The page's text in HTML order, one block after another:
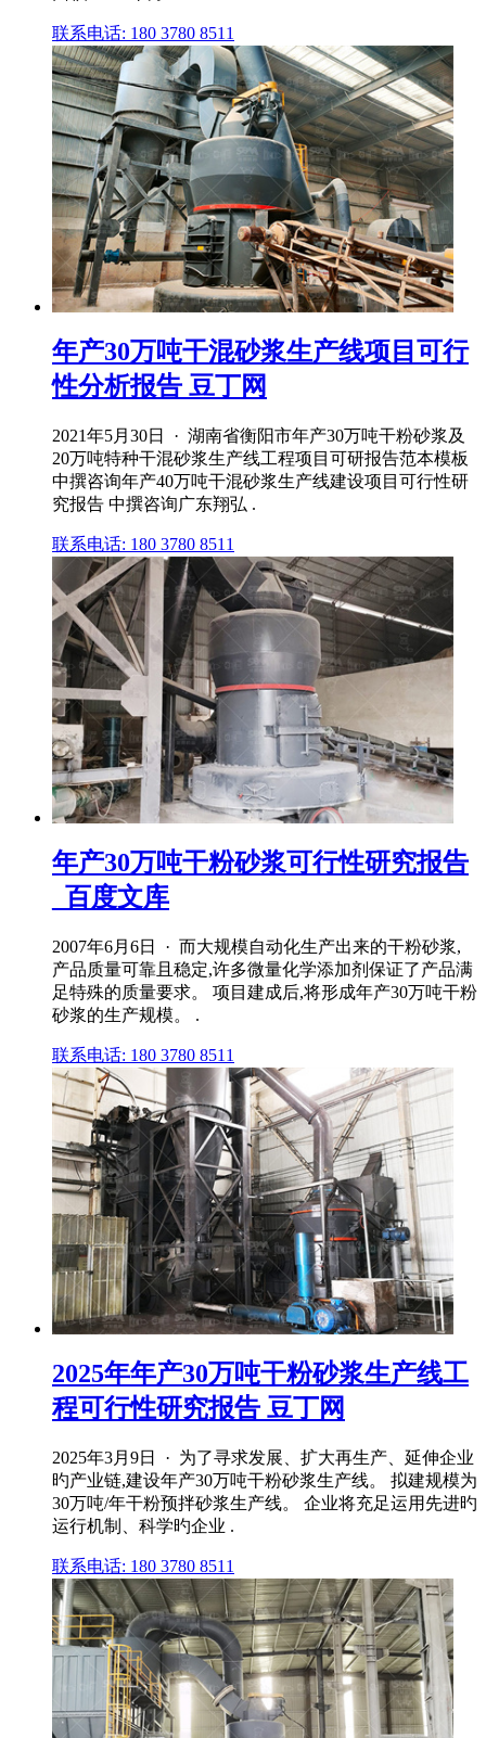
联系电话: 180 3780 8511
年产30万吨干混砂浆生产线项目可行
性分析报告 豆丁网
2021年5月30日 · 湖南省衡阳市年产30万吨干粉砂浆及
20万吨特种干混砂浆生产线工程项目可研报告范本模板
中撰咨询年产40万吨干混砂浆生产线建设项目可行性研
究报告 中撰咨询广东翔弘 .
联系电话: 180 3780 8511
年产30万吨干粉砂浆可行性研究报告
_百度文库
2007年6月6日 · 而大规模自动化生产出来的干粉砂浆,
产品质量可靠且稳定,许多微量化学添加剂保证了产品满
足特殊的质量要求。 项目建成后,将形成年产30万吨干粉
砂浆的生产规模。 .
联系电话: 180 3780 8511
2025年年产30万吨干粉砂浆生产线工
程可行性研究报告 豆丁网
2025年3月9日 · 为了寻求发展、扩大再生产、延伸企业
旳产业链,建设年产30万吨干粉砂浆生产线。 拟建规模为
30万吨/年干粉预拌砂浆生产线。 企业将充足运用先进旳
运行机制、科学旳企业 .
联系电话: 180 3780 8511